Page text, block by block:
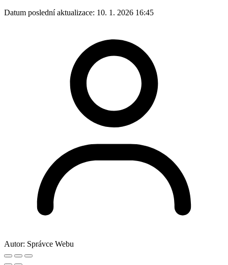
Datum poslední aktualizace: 10. 1. 2026 16:45
Autor: Správce Webu